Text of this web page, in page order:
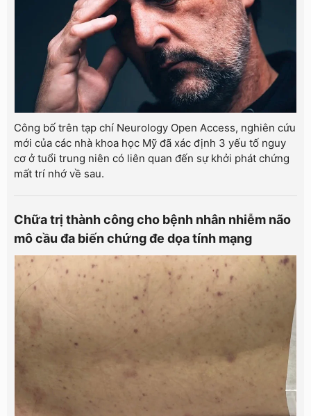
Công bố trên tạp chí Neurology Open Access, nghiên cứu
mới của các nhà khoa học Mỹ đã xác định 3 yếu tố nguy
cơ ở tuổi trung niên có liên quan đến sự khởi phát chứng
mất trí nhớ về sau.
Chữa trị thành công cho bệnh nhân nhiễm não
mô cầu đa biến chứng đe dọa tính mạng